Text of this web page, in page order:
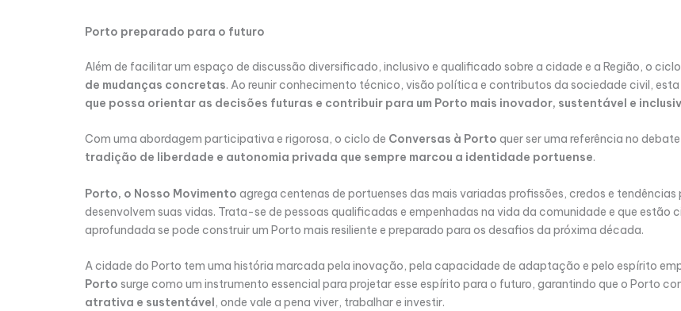
Porto preparado para o futuro
Além de facilitar um espaço de discussão diversificado, inclusivo e qualificado sobre a cidade e a Região, o
de mudanças concretas. Ao reunir conhecimento técnico, visão política e contributos da sociedade civil,
que possa orientar as decisões futuras e contribuir para um Porto mais inovador, sustentável e
Com uma abordagem participativa e rigorosa, o ciclo de Conversas à Porto quer ser uma referência no
tradição de liberdade e autonomia privada que sempre marcou a identidade portuense.
Porto, o Nosso Movimento agrega centenas de portuenses das mais variadas profissões, credos e
desenvolvem suas vidas. Trata-se de pessoas qualificadas e empenhadas na vida da comunidade e que estão
aprofundada se pode construir um Porto mais resiliente e preparado para os desafios da próxima década.
A cidade do Porto tem uma história marcada pela inovação, pela capacidade de adaptação e pelo espírito
Porto surge como um instrumento essencial para projetar esse espírito para o futuro, garantindo que o Porto
atrativa e sustentável, onde vale a pena viver, trabalhar e investir.